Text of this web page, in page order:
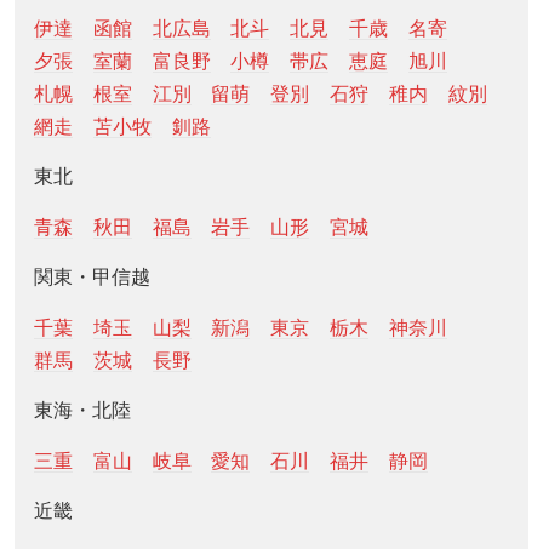
伊達 函館 北広島 北斗 北見 千歳
名寄
夕張
室蘭 富良野 小樽 帯広 恵庭
旭川
札幌
根室 江別 留萌 登別 石狩 稚内
紋別
網走
苫小牧 釧路
東北
青森 秋田 福島 岩手 山形 宮城
関東・甲信越
千葉 埼玉 山梨 新潟 東京 栃木
神奈川
群馬
茨城 長野
東海・北陸
三重 富山 岐阜 愛知 石川 福井 静岡
近畿